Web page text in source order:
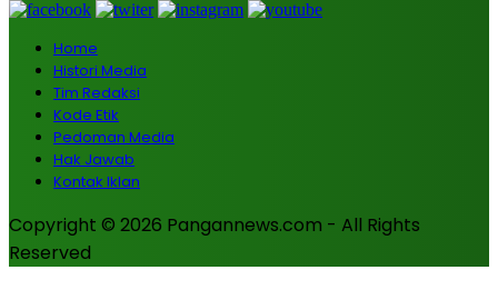
Home
Histori Media
Tim Redaksi
Kode Etik
Pedoman Media
Hak Jawab
Kontak Iklan
Copyright © 2026 Pangannews.com - All Rights
Reserved